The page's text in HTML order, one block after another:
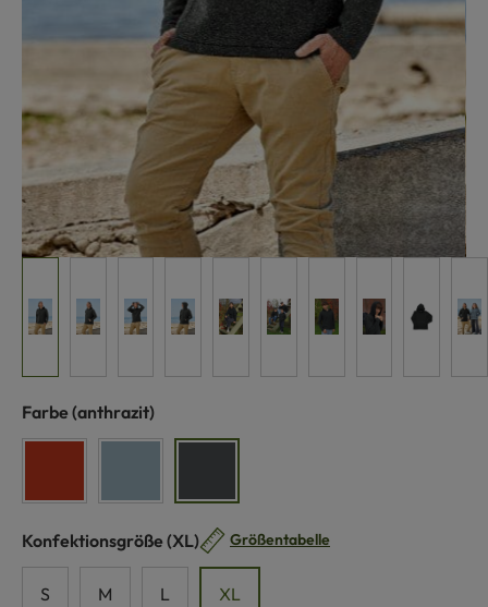
Farbe auswählen
(anthrazit)
Konfektionsgröße auswählen
(XL) Größentabelle
S M L XL